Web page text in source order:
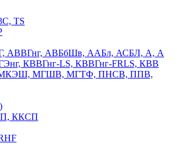
TS
АВБбШв, ААБл, АСБЛ, А, А
КВВГнг-LS, КВВГнг-FRLS, КВВ
МГШВ, МГТФ, ПНСВ, ППВ,
ККСП